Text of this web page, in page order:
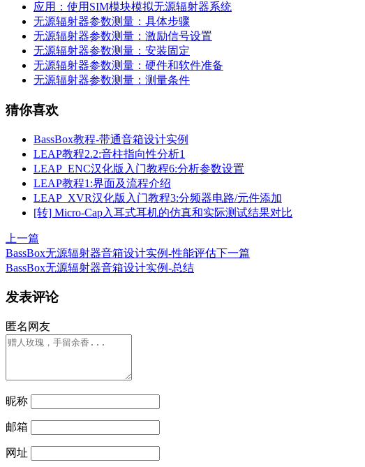
应用：使用SIM模块模拟无源辐射器系统
无源辐射器参数测量：具体步骤
无源辐射器参数测量：激励信号设置
无源辐射器参数测量：安装固定
无源辐射器参数测量：硬件和软件准备
无源辐射器参数测量：测量条件
猜你喜欢
BassBox教程-带通音箱设计实例
LEAP教程2.2:音柱指向性分析1
LEAP_ENC汉化版入门教程6:分析参数设置
LEAP教程1:界面及流程介绍
LEAP_XVR汉化版入门教程3:分频器电路/元件添加
[转] Micro-Cap入耳式耳机的仿真和实际测试结果对比
上一篇
BassBox无源辐射器音箱设计实例-性能评估下一篇
BassBox无源辐射器音箱设计实例-总结
发表评论
匿名网友
昵称
邮箱
网址